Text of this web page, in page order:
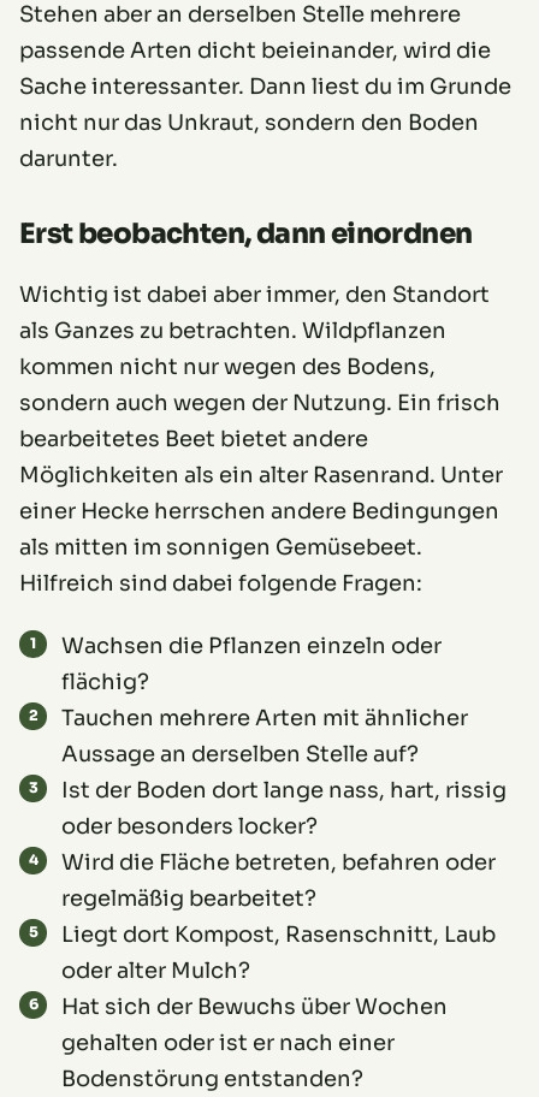
Stehen aber an derselben Stelle mehrere
passende Arten dicht beieinander, wird die
Sache interessanter. Dann liest du im Grunde
nicht nur das Unkraut, sondern den Boden
darunter.
Erst beobachten, dann einordnen
Wichtig ist dabei aber immer, den Standort
als Ganzes zu betrachten. Wildpflanzen
kommen nicht nur wegen des Bodens,
sondern auch wegen der Nutzung. Ein frisch
bearbeitetes Beet bietet andere
Möglichkeiten als ein alter Rasenrand. Unter
einer Hecke herrschen andere Bedingungen
als mitten im sonnigen Gemüsebeet.
Hilfreich sind dabei folgende Fragen:
Wachsen die Pflanzen einzeln oder
flächig?
Tauchen mehrere Arten mit ähnlicher
Aussage an derselben Stelle auf?
Ist der Boden dort lange nass, hart, rissig
oder besonders locker?
Wird die Fläche betreten, befahren oder
regelmäßig bearbeitet?
Liegt dort Kompost, Rasenschnitt, Laub
oder alter Mulch?
Hat sich der Bewuchs über Wochen
gehalten oder ist er nach einer
Bodenstörung entstanden?